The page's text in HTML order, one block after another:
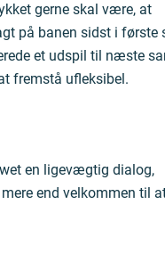
gerne skal være, at
på banen sidst i første
et udspil til næste
fremstå ufleksibel.
en ligevægtig dialog,
end velkommen til